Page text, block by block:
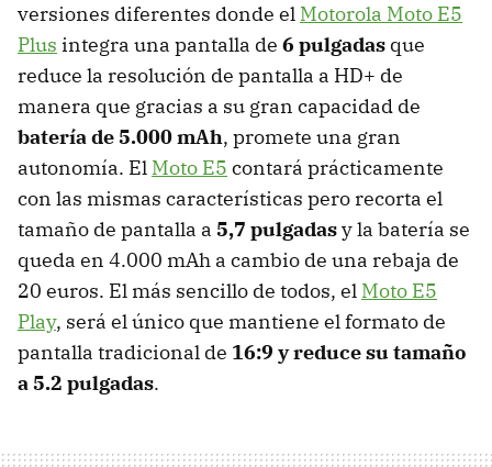
versiones diferentes donde el Motorola Moto E5
Plus integra una pantalla de 6 pulgadas que
reduce la resolución de pantalla a HD+ de
manera que gracias a su gran capacidad de
batería de 5.000 mAh, promete una gran
autonomía. El Moto E5 contará prácticamente
con las mismas características pero recorta el
tamaño de pantalla a 5,7 pulgadasy la batería se
queda en 4.000 mAh a cambio de una rebaja de
20 euros. El más sencillo de todos, el Moto E5
Play, será el único que mantiene el formato de
pantalla tradicional de 16:9 y reduce su tamaño
a 5.2 pulgadas.